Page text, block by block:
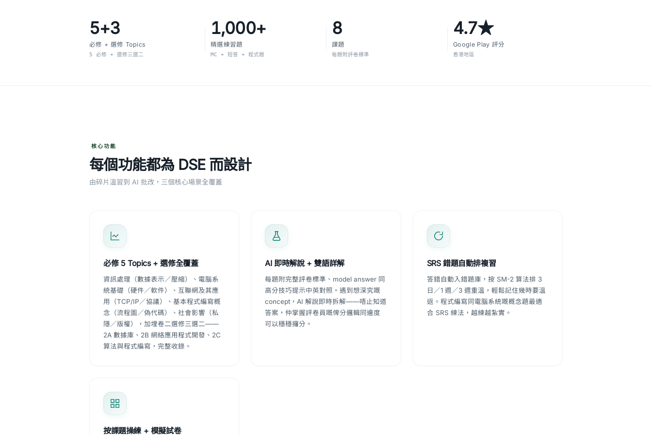
5+3
必修 + 選修 Topics
5 必修 + 選修三選二
1,000+
精選練習題
MC + 短答 + 程式題
8
課題
每題附評卷標準
4.7★
Google Play 評分
香港地區
核心功能
每個功能都為 DSE 而設計
由碎片溫習到 AI 批改，三個核心場景全覆蓋
必修 5 Topics + 選修全覆蓋
資訊處理（數據表示／壓縮）、電腦系
統基礎（硬件／軟件）、互聯網及其應
用（TCP/IP／協議）、基本程式編寫概
念（流程圖／偽代碼）、社會影響（私
隱／版權），加埋卷二選修三選二——
2A 數據庫、2B 網絡應用程式開發、2C
算法與程式編寫，完整收錄。
AI 即時解說 + 雙語詳解
每題附完整評卷標準、model answer 同
高分技巧提示中英對照。遇到想深究嘅
concept，AI 解說即時拆解——唔止知道
答案，仲掌握評卷員嘅俾分邏輯同邊度
可以穩穩攞分。
SRS 錯題自動排複習
答錯自動入錯題庫，按 SM-2 算法排 3
日／1 週／3 週重溫，輕鬆記住幾時要溫
返。程式編寫同電腦系統嘅概念題最適
合 SRS 練法，越練越紮實。
按課題操練 + 模擬試卷